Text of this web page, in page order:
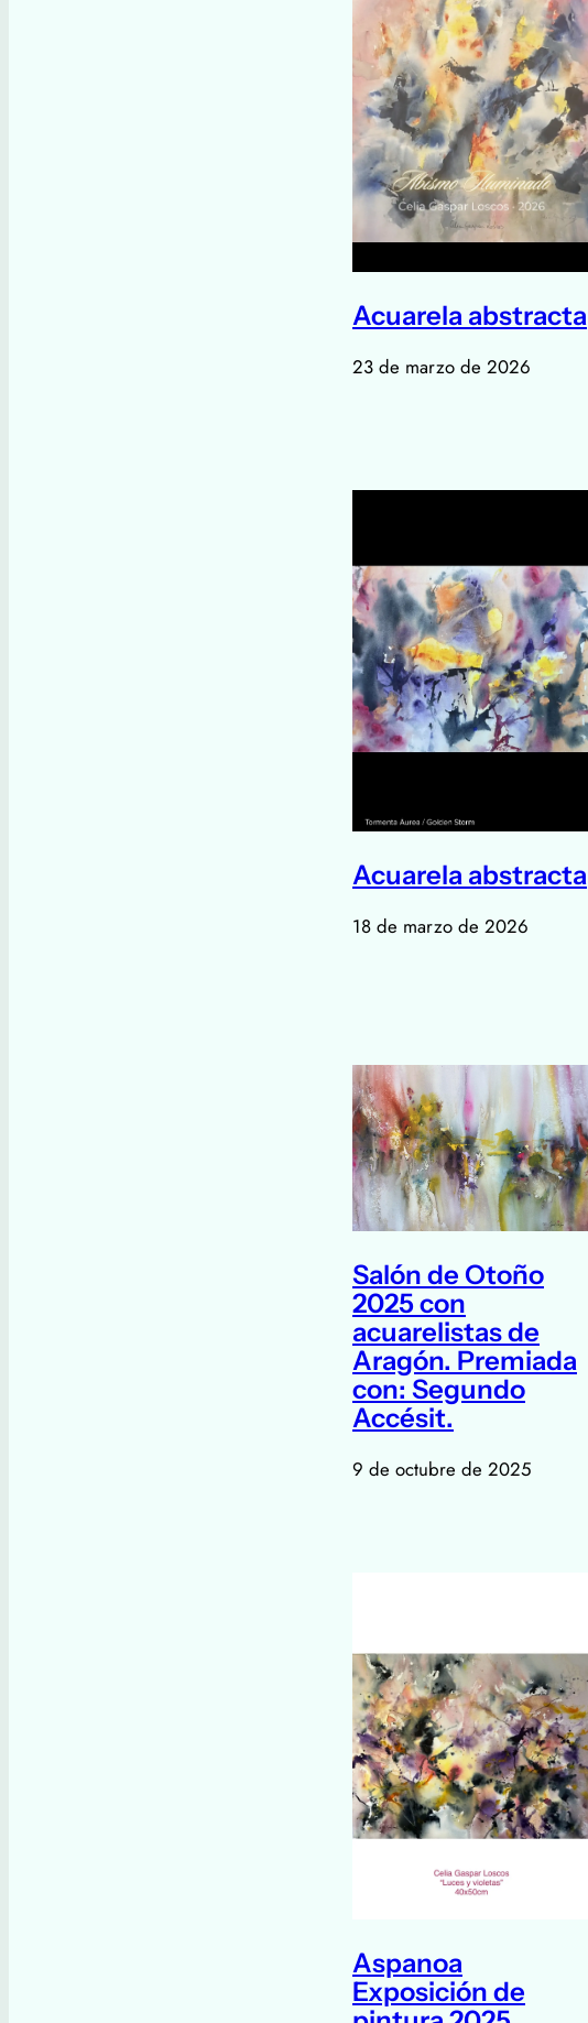
Acuarela abstracta
23 de marzo de 2026
Acuarela abstracta
18 de marzo de 2026
Salón de Otoño
2025 con
acuarelistas de
Aragón. Premiada
con: Segundo
Accésit.
9 de octubre de 2025
Aspanoa
Exposición de